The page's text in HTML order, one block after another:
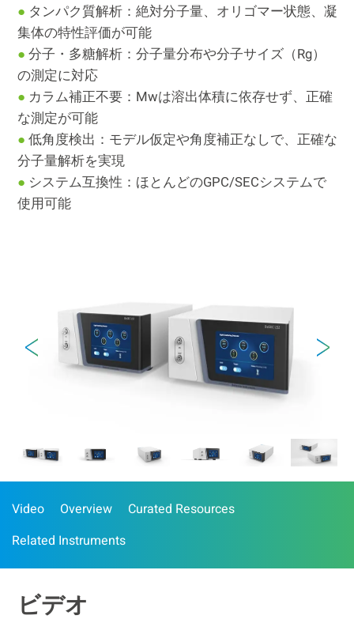
● タンパク質解析：絶対分子量、オリゴマー状態、凝
集体の特性評価が可能
● 分子・多糖解析：分子量分布や分子サイズ（Rg）
の測定に対応
● カラム補正不要：Mwは溶出体積に依存せず、正確
な測定が可能
● 低角度検出：モデル仮定や角度補正なしで、正確な
分子量解析を実現
● システム互換性：ほとんどのGPC/SECシステムで
使用可能
Video Overview
Curated Resources
Related Instruments
ビデオ